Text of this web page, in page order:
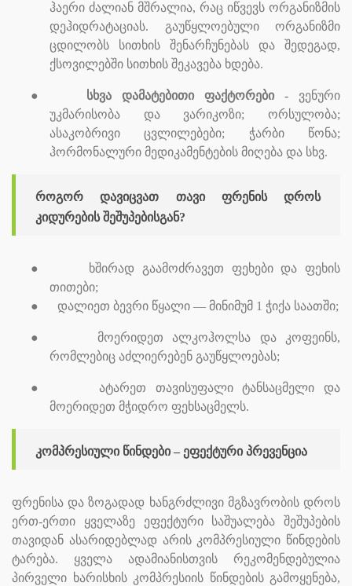
ჰაერი ძალიან მშრალია, რაც იწვევს ორგანიზმის
დეჰიდრატაციას. გაუწყლოებული ორგანიზმი
ცდილობს სითხის შენარჩუნებას და შედეგად,
ქსოვილებში სითხის შეკავება ხდება.
● სხვა დამატებითი ფაქტორები - ვენური
უკმარისობა და ვარიკოზი;
ორსულობა;
ასაკობრივი ცვლილებები;
ჭარბი წონა;
ჰორმონალური მედიკამენტების მიღება და სხვ.
როგორ დავიცვათ თავი ფრენის დროს
კიდურების შეშუპებისგან?
●
ხშირად გაამოძრავეთ ფეხები და ფეხის
თითები;
●
დალიეთ ბევრი წყალი — მინიმუმ 1 ჭიქა საათში;
●
მოერიდეთ ალკოჰოლსა და კოფეინს,
რომლებიც აძლიერებენ გაუწყლოებას;
●
ატარეთ თავისუფალი ტანსაცმელი და
მოერიდეთ მჭიდრო ფეხსაცმელს.
კომპრესიული წინდები – ეფექტური პრევენცია
ფრენისა და ზოგადად ხანგრძლივი მგზავრობის დროს
ერთ-ერთი ყველაზე ეფექტური საშუალება შეშუპების
თავიდან ასარიდებლად არის კომპრესიული წინდების
ტარება. ყველა ადამიანისთვის რეკომენდებულია
პირველი ხარისხის კომპრესიის წინდების გამოყენება,